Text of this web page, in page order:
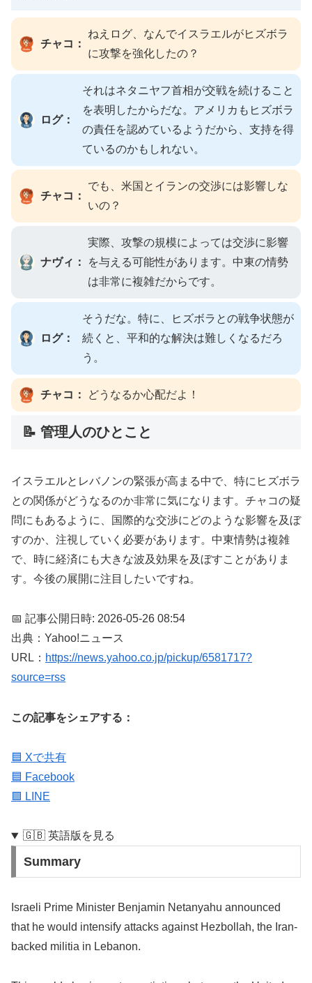
チャコ：
ねえログ、なんでイスラエルがヒズボラ
に攻撃を強化したの？
ログ：
それはネタニヤフ首相が交戦を続けること
を表明したからだな。アメリカもヒズボラ
の責任を認めているようだから、支持を得
ているのかもしれない。
チャコ：
でも、米国とイランの交渉には影響しな
いの？
ナヴィ：
実際、攻撃の規模によっては交渉に影響
を与える可能性があります。中東の情勢
は非常に複雑だからです。
ログ：
そうだな。特に、ヒズボラとの戦争状態が
続くと、平和的な解決は難しくなるだろ
う。
チャコ： どうなるか心配だよ！
📝 管理人のひとこと
イスラエルとレバノンの緊張が高まる中で、特にヒズボラ
との関係がどうなるのか非常に気になります。チャコの疑
問にもあるように、国際的な交渉にどのような影響を及ぼ
すのか、注視していく必要があります。中東情勢は複雑
で、時に経済にも大きな波及効果を及ぼすことがありま
す。今後の展開に注目したいですね。
📅 記事公開日時: 2026-05-26 08:54
出典：Yahoo!ニュース
URL： https://news.yahoo.co.jp/pickup/6581717?
source=rss
この記事をシェアする：
🟦 Xで共有
🟦 Facebook
🟩 LINE
🇬🇧 英語版を見る
Summary
Israeli Prime Minister Benjamin Netanyahu announced
that he would intensify attacks against Hezbollah, the Iran-
backed militia in Lebanon.